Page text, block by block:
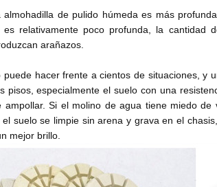
de pulido húmeda es más
es relativamente poco profunda, la cantidad
arañazos.
puede hacer frente a cientos de situaciones, y
pisos, especialmente el suelo con una
ampollar. Si el molino de agua tiene miedo
suelo se limpie sin arena y grava en el
mejor brillo.